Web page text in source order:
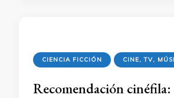
CIENCIA FICCIÓN CINE, TV,
Recomendación cinéfila: